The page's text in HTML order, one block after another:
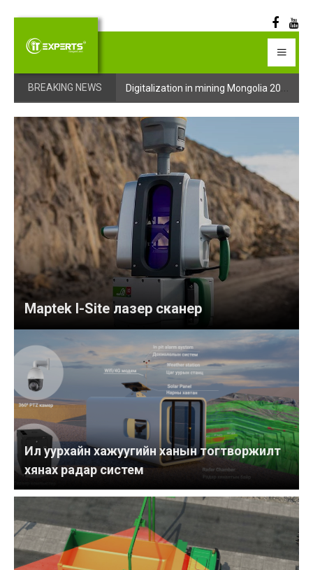
BREAKING NEWS
Digitalization in mining Mongolia 2025 арга хэмжээний бүртгэл эхэллээ Digitalization in mining Mongolia 2025 арга хэмжээний бүртгэл эхэллээ
Maptek I-Site лазер сканер
Ил уурхайн хажуугийн ханын тогтворжилт
хянах радар систем